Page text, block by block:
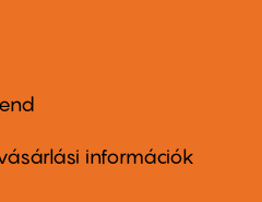
információk